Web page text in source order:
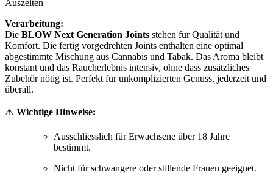
Auszeiten
Verarbeitung:
Die BLOW Next Generation Joints stehen für Qualität und
Komfort. Die fertig vorgedrehten Joints enthalten eine optimal
abgestimmte Mischung aus Cannabis und Tabak. Das Aroma bleibt
konstant und das Raucherlebnis intensiv, ohne dass zusätzliches
Zubehör nötig ist. Perfekt für unkomplizierten Genuss, jederzeit und
überall.
⚠️ Wichtige Hinweise:
Ausschliesslich für Erwachsene über 18 Jahre
bestimmt.
Nicht für schwangere oder stillende Frauen geeignet.